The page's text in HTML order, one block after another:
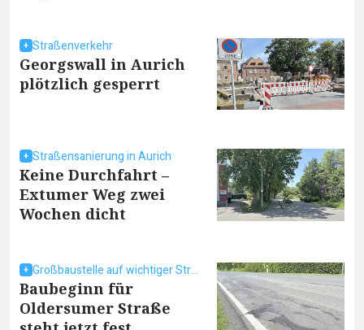
Straßenverkehr
Georgswall in Aurich
plötzlich gesperrt
Straßensanierung in Aurich
Keine Durchfahrt –
Extumer Weg zwei
Wochen dicht
Großbaustelle auf wichtiger Straße
Baubeginn für
Oldersumer Straße